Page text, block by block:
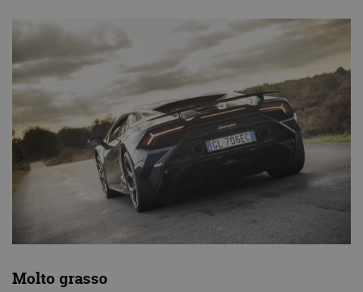
Molto grasso